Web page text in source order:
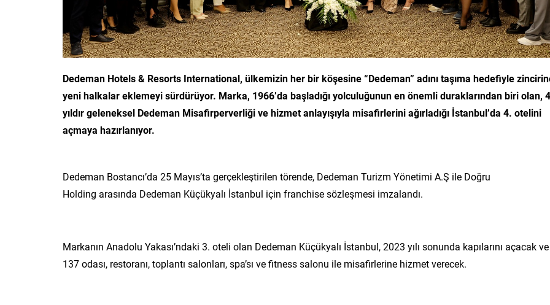
Dedeman Hotels & Resorts International, ülkemizin her bir köşesine “Dedeman” adını taşıma hedefiyle
yeni halkalar eklemeyi sürdürüyor. Marka, 1966’da başladığı yolculuğunun en önemli duraklarından biri olan,
yıldır geleneksel Dedeman Misafirperverliği ve hizmet anlayışıyla misafirlerini ağırladığı İstanbul’da 4. otelini
açmaya hazırlanıyor.
Dedeman Bostancı’da 25 Mayıs’ta gerçekleştirilen törende, Dedeman Turizm Yönetimi A.Ş ile Doğru
Holding arasında Dedeman Küçükyalı İstanbul için franchise sözleşmesi imzalandı.
Markanın Anadolu Yakası’ndaki 3. oteli olan Dedeman Küçükyalı İstanbul, 2023 yılı sonunda kapılarını açacak ve
137 odası, restoranı, toplantı salonları, spa’sı ve fitness salonu ile misafirlerine hizmet verecek.